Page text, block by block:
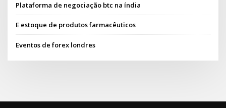
Plataforma de negociação btc na índia
E estoque de produtos farmacêuticos
Eventos de forex londres